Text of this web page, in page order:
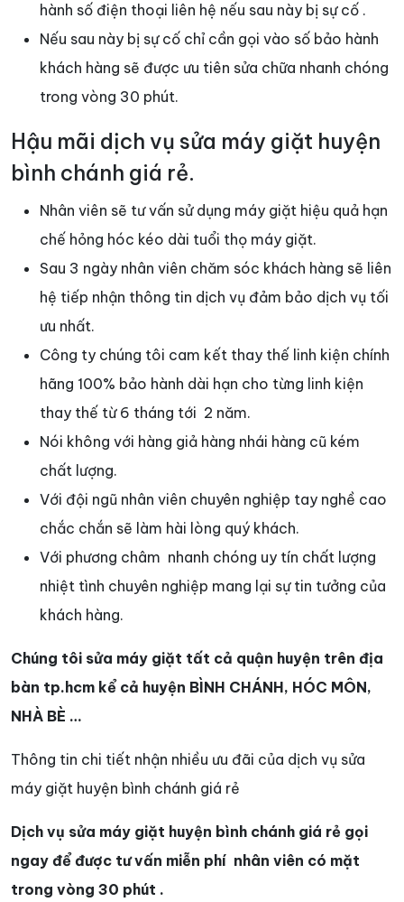
hành số điện thoại liên hệ nếu sau này bị sự cố .
Nếu sau này bị sự cố chỉ cần gọi vào số bảo hành
khách hàng sẽ được ưu tiên sửa chữa nhanh chóng
trong vòng 30 phút.
Hậu mãi dịch vụ sửa máy giặt huyện
bình chánh giá rẻ.
Nhân viên sẽ tư vấn sử dụng máy giặt hiệu quả hạn
chế hỏng hóc kéo dài tuổi thọ máy giặt.
Sau 3 ngày nhân viên chăm sóc khách hàng sẽ liên
hệ tiếp nhận thông tin dịch vụ đảm bảo dịch vụ tối
ưu nhất.
Công ty chúng tôi cam kết thay thế linh kiện chính
hãng 100% bảo hành dài hạn cho từng linh kiện
thay thế từ 6 tháng tới 2 năm.
Nói không với hàng giả hàng nhái hàng cũ kém
chất lượng.
Với đội ngũ nhân viên chuyên nghiệp tay nghề cao
chắc chắn sẽ làm hài lòng quý khách.
Với phương châm nhanh chóng uy tín chất lượng
nhiệt tình chuyên nghiệp mang lại sự tin tưởng của
khách hàng.
Chúng tôi sửa máy giặt tất cả quận huyện trên địa
bàn tp.hcm kể cả huyện BÌNH CHÁNH, HÓC MÔN,
NHÀ BÈ …
Thông tin chi tiết nhận nhiều ưu đãi của dịch vụ sửa
máy giặt huyện bình chánh giá rẻ
Dịch vụ sửa máy giặt huyện bình chánh giá rẻ gọi
ngay để được tư vấn miễn phí nhân viên có mặt
trong vòng 30 phút .